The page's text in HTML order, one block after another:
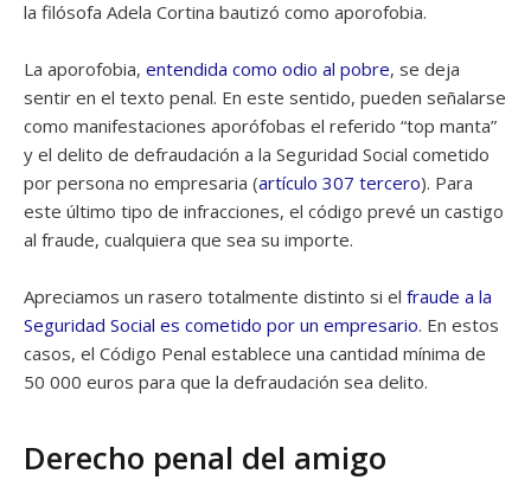
la filósofa Adela Cortina bautizó como aporofobia.
La aporofobia, entendida como odio al pobre, se deja
sentir en el texto penal. En este sentido, pueden señalarse
como manifestaciones aporófobas el referido “top manta”
y el delito de defraudación a la Seguridad Social cometido
por persona no empresaria (artículo 307 tercero). Para
este último tipo de infracciones, el código prevé un castigo
al fraude, cualquiera que sea su importe.
Apreciamos un rasero totalmente distinto si el fraude a la
Seguridad Social es cometido por un empresario. En estos
casos, el Código Penal establece una cantidad mínima de
50 000 euros para que la defraudación sea delito.
Derecho penal del amigo